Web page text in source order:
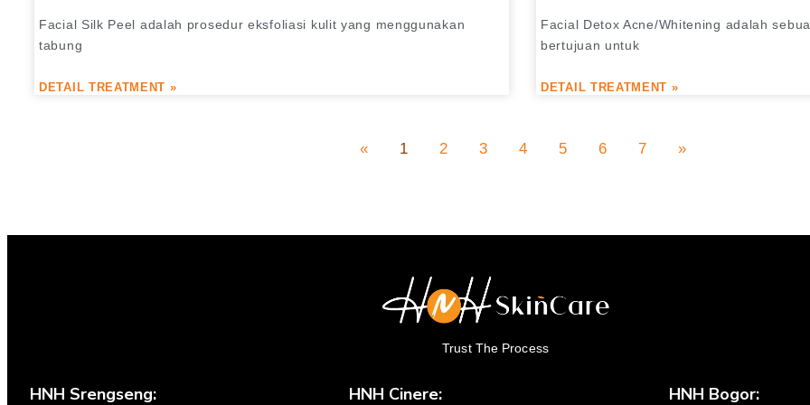
Facial Silk Peel adalah prosedur eksfoliasi kulit yang menggunakan
tabung
DETAIL TREATMENT »
Facial Detox Acne/Whitening adalah
bertujuan untuk
DETAIL TREATMENT »
« 1 2 3 4 5 6 7 »
Trust The Process
HNH Srengseng: HNH Cinere: HNH Bogor: